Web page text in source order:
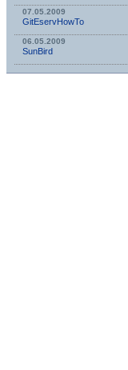
07.05.2009
GitEservHowTo
06.05.2009
SunBird